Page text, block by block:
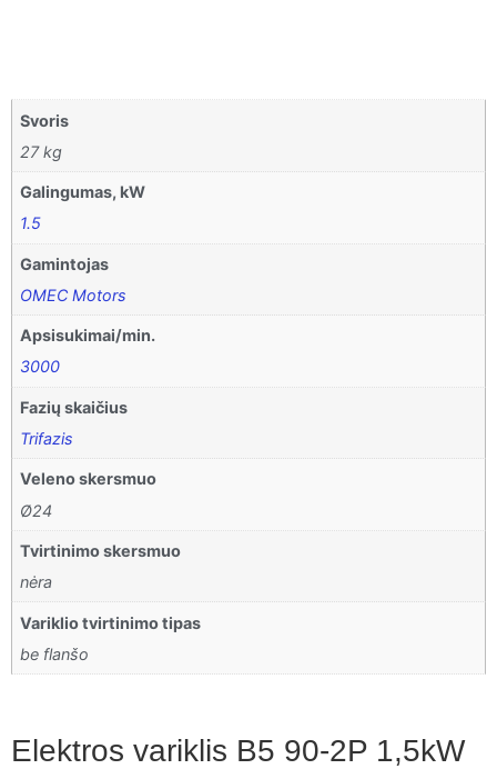
Svoris
27 kg
Galingumas, kW
1.5
Gamintojas
OMEC Motors
Apsisukimai/min.
3000
Fazių skaičius
Trifazis
Veleno skersmuo
Ø24
Tvirtinimo skersmuo
nėra
Variklio tvirtinimo tipas
be flanšo
Elektros variklis B5 90-2P 1,5kW